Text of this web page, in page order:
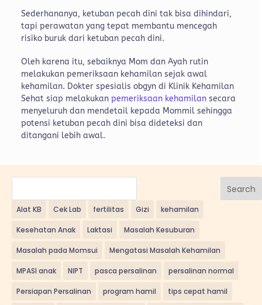
Sederhananya, ketuban pecah dini tak bisa dihindari,
tapi perawatan yang tepat membantu mencegah
risiko buruk dari ketuban pecah dini.
Oleh karena itu, sebaiknya Mom dan Ayah rutin
melakukan pemeriksaan kehamilan sejak awal
kehamilan. Dokter spesialis obgyn di Klinik Kehamilan
Sehat siap melakukan pemeriksaan kehamilansecara
menyeluruh dan mendetail kepada Mommil sehingga
potensi ketuban pecah dini bisa dideteksi dan
ditangani lebih awal.
Search
Alat KB Cek Lab fertilitas Gizi kehamilan
Kesehatan Anak Laktasi Masalah Kesuburan
Masalah pada Momsui Mengatasi Masalah Kehamilan
MPASI anak NIPT pasca persalinan persalinan normal
Persiapan Persalinan program hamil tips cepat hamil